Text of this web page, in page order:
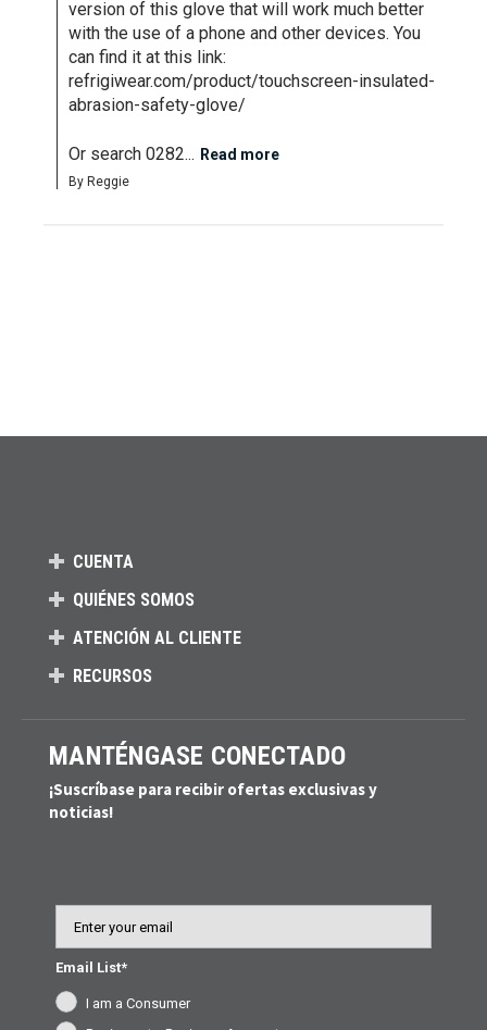
version of this glove that will work much better
with the use of a phone and other devices. You
can find it at this link:
refrigiwear.com/product/touchscreen-insulated-
abrasion-safety-glove/
Or search 0282... Read more
By Reggie
CUENTA
QUIÉNES SOMOS
ATENCIÓN AL CLIENTE
RECURSOS
MANTÉNGASE CONECTADO
¡Suscríbase para recibir ofertas exclusivas y
noticias!
Email List*
I am a Consumer